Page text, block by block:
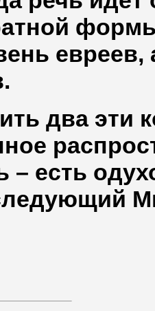
два эти
– есть